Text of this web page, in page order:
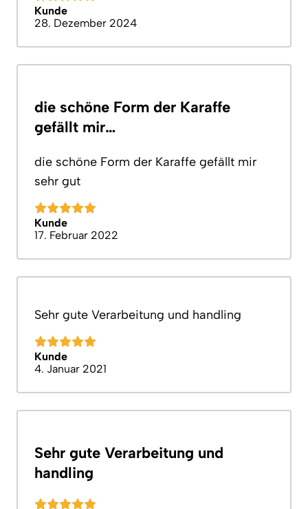
Kunde
28. Dezember 2024
die schöne Form der Karaffe
gefällt mir…
die schöne Form der Karaffe gefällt mir
sehr gut
Kunde
17. Februar 2022
Sehr gute Verarbeitung und handling
Kunde
4. Januar 2021
Sehr gute Verarbeitung und
handling